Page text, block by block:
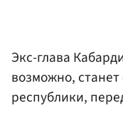
Экс-глава
возможно,
республики,